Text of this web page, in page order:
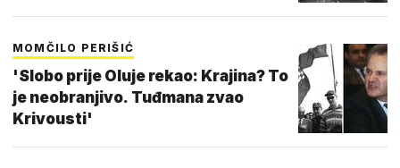
MOMČILO PERIŠIĆ
'Slobo prije Oluje rekao: Krajina? To
je neobranjivo. Tuđmana zvao
Krivousti'